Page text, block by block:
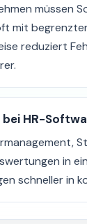
müssen
mit
reduziert
HR-
in
schneller in